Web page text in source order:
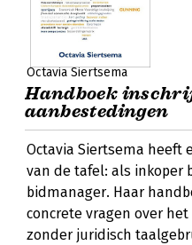
Octavia Siertsema
Handboek
aanbestedingen
Octavia Siertsema heeft
van de tafel: als inkoper
bidmanager. Haar
concrete vragen over
zonder juridisch